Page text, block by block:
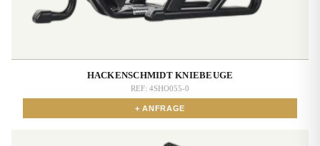
HACKENSCHMIDT KNIEBEUGE
REF: 4SHO055-0
+ ANFRAGE